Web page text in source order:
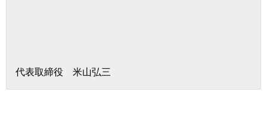
代表取締役 米山弘三